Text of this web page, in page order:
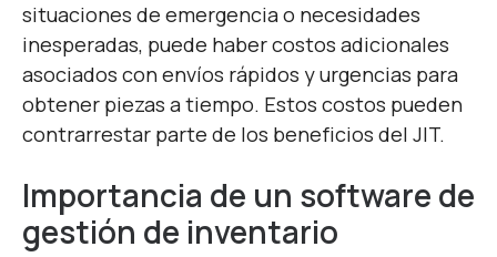
situaciones de emergencia o necesidades
inesperadas, puede haber costos adicionales
asociados con envíos rápidos y urgencias para
obtener piezas a tiempo. Estos costos pueden
contrarrestar parte de los beneficios del JIT.
Importancia de un software de
gestión de inventario